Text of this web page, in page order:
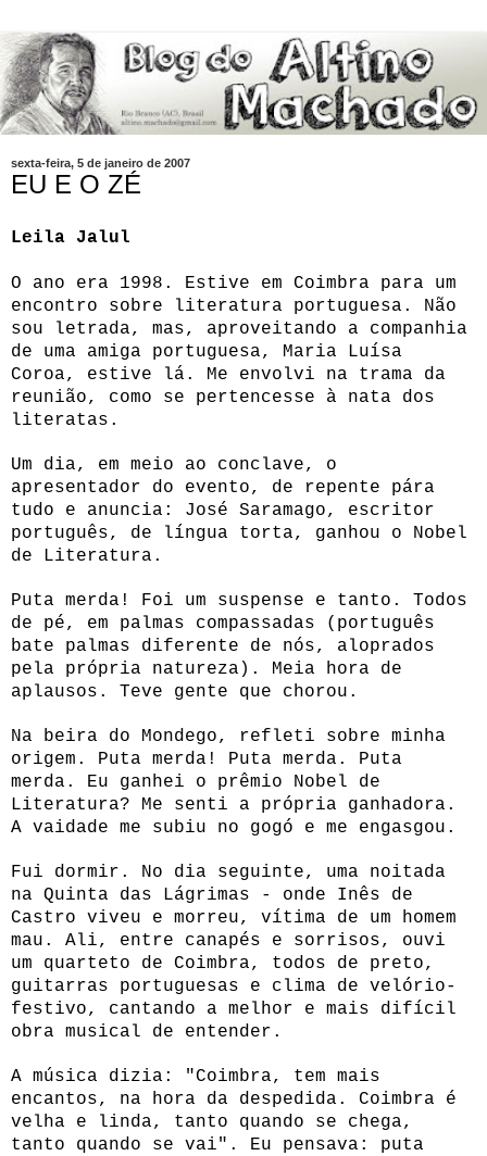
sexta-feira, 5 de janeiro de 2007
EU E O ZÉ
Leila Jalul
O ano era 1998. Estive em Coimbra para um
encontro sobre literatura portuguesa. Não
sou letrada, mas, aproveitando a companhia
de uma amiga portuguesa, Maria Luísa
Coroa, estive lá. Me envolvi na trama da
reunião, como se pertencesse à nata dos
literatas.
Um dia, em meio ao conclave, o
apresentador do evento, de repente pára
tudo e anuncia: José Saramago, escritor
português, de língua torta, ganhou o Nobel
de Literatura.
Puta merda! Foi um suspense e tanto. Todos
de pé, em palmas compassadas (português
bate palmas diferente de nós, aloprados
pela própria natureza). Meia hora de
aplausos. Teve gente que chorou.
Na beira do Mondego, refleti sobre minha
origem. Puta merda! Puta merda. Puta
merda. Eu ganhei o prêmio Nobel de
Literatura? Me senti a própria ganhadora.
A vaidade me subiu no gogó e me engasgou.
Fui dormir. No dia seguinte, uma noitada
na Quinta das Lágrimas - onde Inês de
Castro viveu e morreu, vítima de um homem
mau. Ali, entre canapés e sorrisos, ouvi
um quarteto de Coimbra, todos de preto,
guitarras portuguesas e clima de velório-
festivo, cantando a melhor e mais difícil
obra musical de entender.
A música dizia: "Coimbra, tem mais
encantos, na hora da despedida. Coimbra é
velha e linda, tanto quando se chega,
tanto quando se vai". Eu pensava: puta